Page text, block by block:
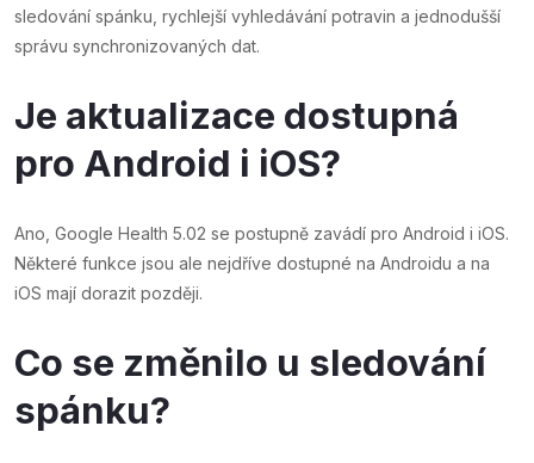
sledování spánku, rychlejší vyhledávání potravin a jednodušší
správu synchronizovaných dat.
Je aktualizace dostupná
pro Android i iOS?
Ano, Google Health 5.02 se postupně zavádí pro Android i iOS.
Některé funkce jsou ale nejdříve dostupné na Androidu a na
iOS mají dorazit později.
Co se změnilo u sledování
spánku?